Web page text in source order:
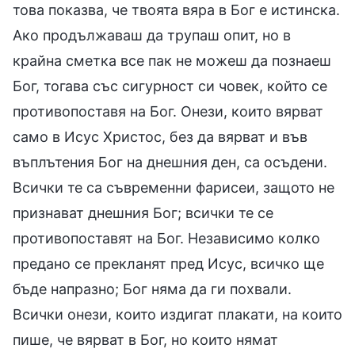
това показва, че твоята вяра в Бог е истинска.
Ако продължаваш да трупаш опит, но в
крайна сметка все пак не можеш да познаеш
Бог, тогава със сигурност си човек, който се
противопоставя на Бог. Онези, които вярват
само в Исус Христос, без да вярват и във
въплътения Бог на днешния ден, са осъдени.
Всички те са съвременни фарисеи, защото не
признават днешния Бог; всички те се
противопоставят на Бог. Независимо колко
предано се прекланят пред Исус, всичко ще
бъде напразно; Бог няма да ги похвали.
Всички онези, които издигат плакати, на които
пише, че вярват в Бог, но които нямат